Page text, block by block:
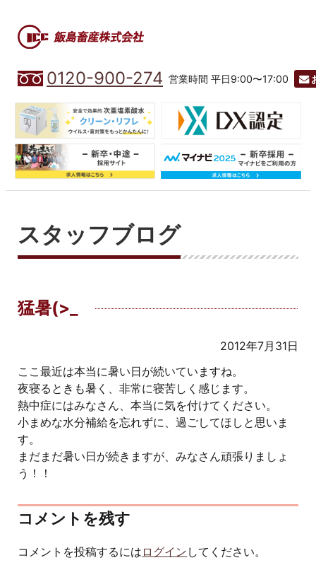
0120-900-274 営業時間 平日9:00〜17:00
スタッフブログ
猛暑(>_
2012年7月31日
ここ最近は本当に暑い日が続いていますね。
夜寝るときも暑く、非常に寝苦しく感じます。
熱中症にはみなさん、本当に気を付けてください。
小まめな水分補給を忘れずに、過ごしてほしと思いま
す。
まだまだ暑い日が続きますが、みなさん頑張りましょ
う！！
コメントを残す
コメントを投稿するには ログイン してください。